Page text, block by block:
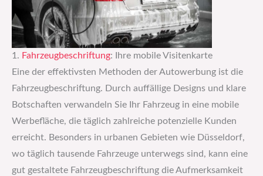
1. Fahrzeugbeschriftung: Ihre mobile Visitenkarte
Eine der effektivsten Methoden der Autowerbung ist die
Fahrzeugbeschriftung. Durch auffällige Designs und klare
Botschaften verwandeln Sie Ihr Fahrzeug in eine mobile
Werbefläche, die täglich zahlreiche potenzielle Kunden
erreicht. Besonders in urbanen Gebieten wie Düsseldorf,
wo täglich tausende Fahrzeuge unterwegs sind, kann eine
gut gestaltete Fahrzeugbeschriftung die Aufmerksamkeit